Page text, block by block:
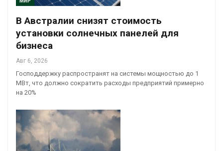
В Австралии снизят стоимость
установки солнечных панелей для
бизнеса
Авг 6, 2026
Господдержку распространят на системы мощностью до 1
МВт, что должно сократить расходы предприятий примерно
на 20%